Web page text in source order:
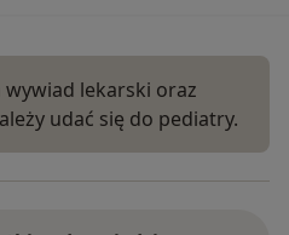
wywiad lekarski oraz
udać się do pediatry.